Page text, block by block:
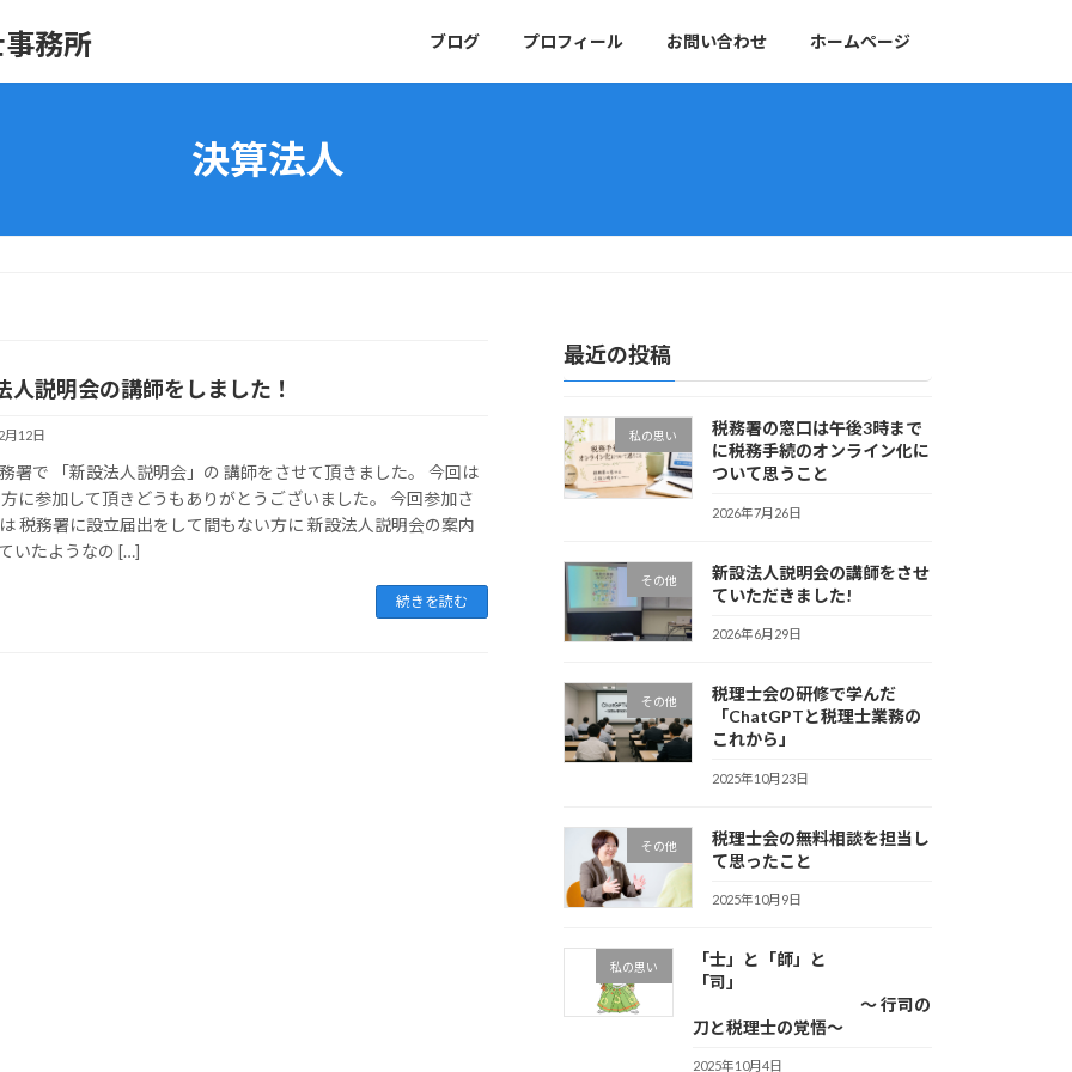
務所 ブログ プロフィール お問い合わせ ホームページ
決算法人
人説明会の講師をしました！
月12日
署で 「新設法人説明会」の 講師をさせて頂きました。 今回は
に参加して頂きどうもありがとうございました。 今回参加さ
税務署に設立届出をして間もない方に 新設法人説明会の案内
いたようなの […]
続きを読む
最近の投稿
私の思い
税務署の窓口は午後3時まで
に――税務手続のオンライン化に
ついて思うこと
2026年7月26日
その他
新設法人説明会の講師をさせ
ていただきました!
2026年6月29日
その他
税理士会の研修で学んだ
「ChatGPTと税理士業務の
これから」
2025年10月23日
その他
税理士会の無料相談を担当し
て思ったこと
2025年10月9日
私の思い
「士」と「師」と
「司」
～ 行司の
刀と税理士の覚悟～
2025年10月4日